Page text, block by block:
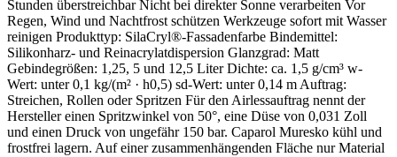
Stunden überstreichbar Nicht bei direkter Sonne verarbeiten Vor
Regen, Wind und Nachtfrost schützen Werkzeuge sofort mit Wasser
reinigen Produkttyp: SilaCryl®-Fassadenfarbe Bindemittel:
Silikonharz- und Reinacrylatdispersion Glanzgrad: Matt
Gebindegrößen: 1,25, 5 und 12,5 Liter Dichte: ca. 1,5 g/cm³ w-
Wert: unter 0,1 kg/(m² · h0,5) sd-Wert: unter 0,14 m Auftrag:
Streichen, Rollen oder Spritzen Für den Airlessauftrag nennt der
Hersteller einen Spritzwinkel von 50°, eine Düse von 0,031 Zoll
und einen Druck von ungefähr 150 bar. Caparol Muresko kühl und
frostfrei lagern. Auf einer zusammenhängenden Fläche nur Material